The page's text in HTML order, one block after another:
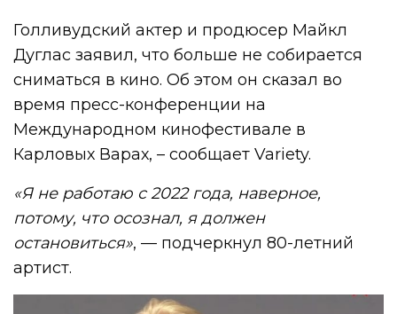
Голливудский актер и продюсер Майкл
Дуглас заявил, что больше не собирается
сниматься в кино. Об этом он сказал во
время пресс-конференции на
Международном кинофестивале в
Карловых Варах, – сообщает Variety.
«Я не работаю с 2022 года, наверное,
потому, что осознал, я должен
остановиться», — подчеркнул 80-летний
артист.